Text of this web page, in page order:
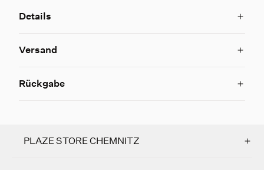
Details
Versand
Rückgabe
PLAZE STORE CHEMNITZ